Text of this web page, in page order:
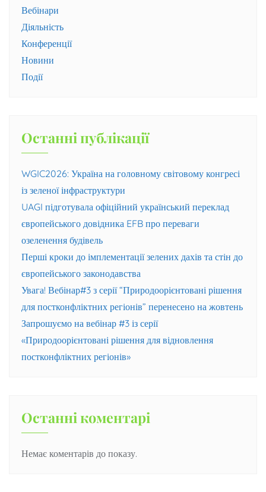
Вебінари
Діяльність
Конференції
Новини
Події
Останні публікації
WGIC2026: Україна на головному світовому конгресі
із зеленої інфраструктури
UAGI підготувала офіційний український переклад
європейського довідника EFB про переваги
озеленення будівель
Перші кроки до імплементації зелених дахів та стін до
європейського законодавства
Увага! Вебінар#3 з серії “Природоорієнтовані рішення
для постконфліктних регіонів” перенесено на жовтень
Запрошуємо на вебінар #3 із серії
«Природоорієнтовані рішення для відновлення
постконфліктних регіонів»
Останні коментарі
Немає коментарів до показу.